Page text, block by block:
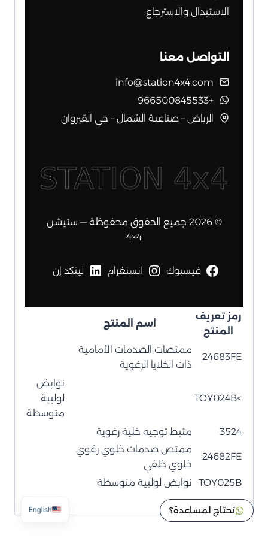
الاستبدال والاسترجاع
التواصل معنا
info@station4x4.com
+966500845533
الرياض – صناعية الشمال – حي القيروان
© 2026 جميع الحقوق محفوظة — ستيشن
4×4
فيسبوك انستغرام لينكد إن
تحتاج لمساعدة؟ English
رمز تعريف
المنتج
اسم المنتج
24683FE
ممتصات الصدمات الأمامية
ذات الخلايا الرغوية
>TOY024B
نوابض
لولبية
متوسطة
3524
مثبط توجيه خلية رغوية
24682FE
ممتص صدمات خلوي رغوي
خلوي خلفي
TOY025B
نوابض لولبية متوسطة